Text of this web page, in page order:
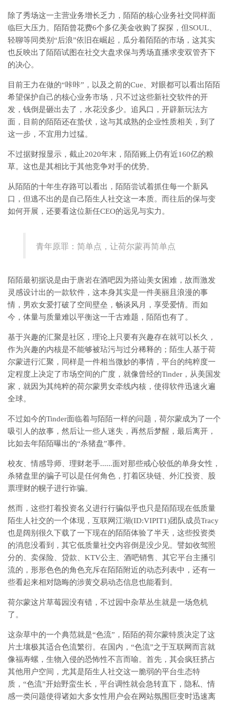
除了秀场这一主营业务增长乏力，陌陌的核心业务社交同样面
临巨大压力。陌陌曾花费6个多亿美金收购了探探，但SOUL、
轻聊等同类别“后浪”依旧在崛起，瓜分着陌陌的市场，这其实
也反映出了陌陌试图在社交大盘求保与秀场直播求变双管齐下
的决心。
目前王力在做的“咔咔”，以及之前的Cue、对眼都可以看出陌陌
希望保护自己的核心业务市场，只不过这些新社交软件的开
发，钱倒是砸出去了，水花没多少。追风口，开辟新玩法方
面，目前的陌陌还在蛰伏，这与其成熟的企业性质相关，到了
这一步，不宜用力过猛。
不过据财报显示，截止2020年末，陌陌账上仍有近160亿的粮
草。这也是其相比于其他竞争对手的优势。
从陌陌的十年生存路可以看出，陌陌尝试着抓住每一个新风
口，但逃不出的是自己陌生人社交这一本质。而往后的保与变
如何开展，还要看这位新任CEO的远见与实力。
青年原罪：简单点，让荷尔蒙再简单点
陌陌最初据说是由于唐岩在酒吧因为搭讪美女困难，故而激发
灵感设计出的一款软件，这本身其实是一件美丽且浪漫的事
情，男欢女爱打破了空间壁垒，畅谈风月，享受爱情。而如
今，体量与质量难以平衡这一千古难题，陌陌也有了。
基于兴趣的汇聚是社区，理论上只要有兴趣存在就可以长久，
作为兴趣的内核是不能够被玷污与过分稀释的；陌生人基于荷
尔蒙进行汇聚，同样是一件相当微妙的事情，平台的纯粹度一
定程度上决定了市场空间的广度，就像曾经的Tinder，从美国发
家，就因为其纯粹的荷尔蒙男女牵线内核，使得软件迅速火遍
全球。
不过如今的Tinder面临着与陌陌一样的问题，荷尔蒙成为了一个
吸引人的故事，然后让一些人迷失，再然后梦醒，最后离开，
比如去年陌陌曝出的“杀猪盘”事件。
校友、情感导师、理财老手......面对那些戒心较低的单身女性，
杀猪盘里的骗子可以是任何角色，打着区块链、外汇投资、股
票理财的幌子进行诈骗。
然而，这些打着投资名义进行行骗似乎也只是陌陌现在低质量
陌生人社交的一个体现，互联网江湖(ID:VIPIT1)团队成员Tracy
也是阔别很久下载了一下现在的陌陌体验了半天，这些投资类
的消息没看到，其它低质量社交内容倒是没少见。譬如收驾照
分的、卖保险、贷款、KTV公主、酒吧销售、其它平台主播引
流的，形形色色的角色充斥在陌陌附近的动态列表中，还有一
些看起来相对隐晦的涉黄交易动态信息也能看到。
荷尔蒙这片草莓园没有错，不过园中杂草丛生就是一场危机
了。
这杂草中的一个典范就是“色流”，陌陌的荷尔蒙特质决定了这
片土壤极其适合色流繁衍。在国内，“色流”之于互联网而言就
像福寿螺，生物入侵的恐怖性不言而喻。首先，其会疯狂挤占
其他用户空间，尤其是陌生人社交这一脆弱的平台生态特
质，“色流”开始野蛮生长，平台调性就会急转直下，隐私、情
感一类问题使得诸如大多女性用户会在网站氛围巨变时迅速离